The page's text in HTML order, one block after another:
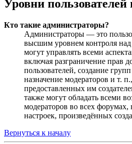
Уровни
Кто такие администраторы?
Администраторы — это
высшим уровнем контроля
могут управлять всеми
включая разграничение прав
пользователей, создание
назначение модераторов и т.
предоставленных им
также могут обладать всеми
модераторов во всех форумах,
настроек, произведённых
Вернуться к началу